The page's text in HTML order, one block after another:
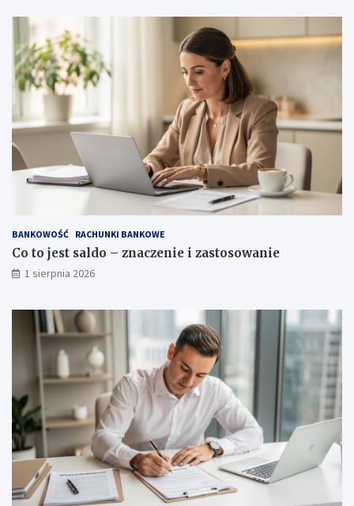
BANKOWOŚĆ RACHUNKI BANKOWE
Co to jest saldo – znaczenie i zastosowanie
1 sierpnia 2026